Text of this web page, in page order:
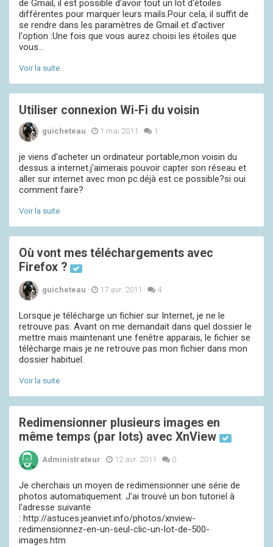
de Gmail, il est possible d'avoir tout un lot d'étoiles
différentes pour marquer leurs mails.Pour cela, il suffit de
se rendre dans les paramètres de Gmail et d'activer
l'option :Une fois que vous aurez choisi les étoiles que
vous...
Voir la suite
Utiliser connexion Wi-Fi du voisin
guicheteau · 1 mai 2011 · 1
je viens d'acheter un ordinateur portable,mon voisin du
dessus a internet.j'aimerais pouvoir capter son réseau et
aller sur internet avec mon pc.déjà est ce possible?si oui
comment faire?
Voir la suite
Où vont mes téléchargements avec
Firefox ?
guicheteau · 17 avr. 2011 · 4
Lorsque je télécharge un fichier sur Internet, je ne le
retrouve pas. Avant on me demandait dans quel dossier le
mettre mais maintenant une fenêtre apparais, le fichier se
télécharge mais je ne retrouve pas mon fichier dans mon
dossier habituel.
Voir la suite
Redimensionner plusieurs images en
même temps (par lots) avec XnView
Administrateur · 12 avr. 2011 · 0
Je cherchais un moyen de redimensionner une série de
photos automatiquement. J'ai trouvé un bon tutoriel à
l'adresse suivante
: http://astuces.jeanviet.info/photos/xnview-
redimensionnez-en-un-seul-clic-un-lot-de-500-
images.htm